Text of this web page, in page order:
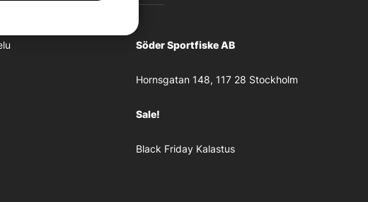
Söder Sportfiske AB
Hornsgatan 148, 117 28 Stockholm
Sale!
Black Friday Kalastus